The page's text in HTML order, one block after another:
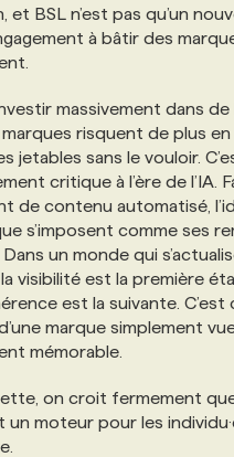
AVEC NOUS
et BSL n’est pas qu’un
à bâtir des
massivement dans
risquent de plus
jetables sans le vouloir.
critique à l’ère de l’IA.
de contenu automatisé,
s’imposent comme ses
un monde qui
visibilité est la première
est la suivante.
marque simplement
mémorable.
on croit fermement
un moteur pour les